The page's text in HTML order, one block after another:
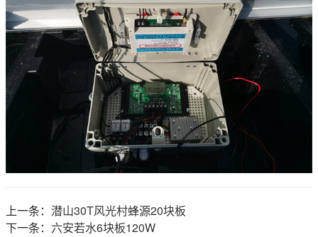
上一条： 潜山30T风光村蜂源20块板
下一条： 六安若水6块板120W